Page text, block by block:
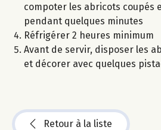
compoter les abricots coupés
pendant quelques minutes
Réfrigérer 2 heures minimum
Avant de servir, disposer les
et décorer avec quelques
Retour à la liste